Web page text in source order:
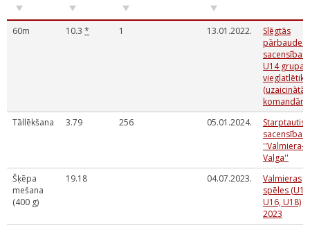
60m 10.3 * 1 13.01.2022.
Slēgtās
pārbaudes
sacensības
U14 grupai
vieglatlētikā
komandām)
Tāllēkšana
3.79 256 05.01.2024.
sacensības
''Valmiera-
Valga''
Šķēpa
mešana
(400 g)
19.18 04.07.2023.
Valmieras
spēles
U16, U18)
2023